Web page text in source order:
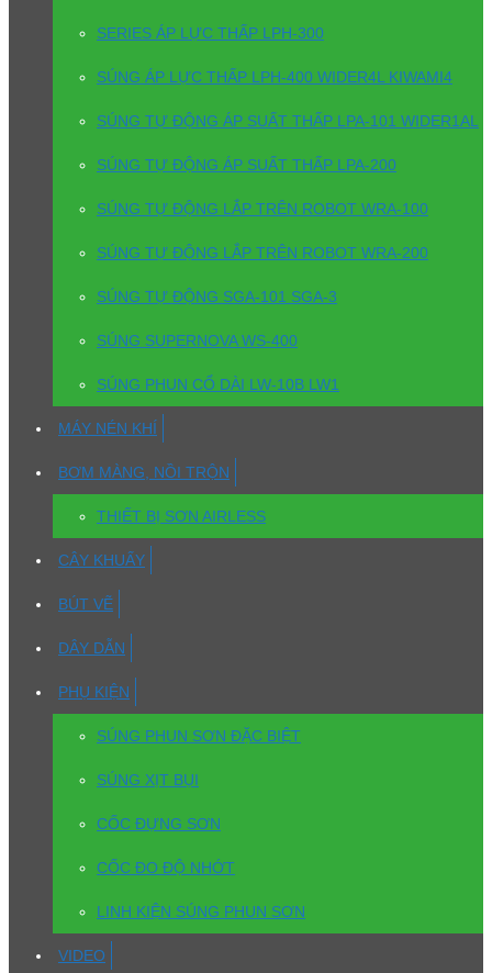
SERIES ÁP LỰC THẤP LPH-300
SÚNG ÁP LỰC THẤP LPH-400 WIDER4L KIWAMI4
SÚNG TỰ ĐỘNG ÁP SUẤT THẤP LPA-101 WIDER1AL
SÚNG TỰ ĐỘNG ÁP SUẤT THẤP LPA-200
SÚNG TỰ ĐỘNG LẮP TRÊN ROBOT WRA-100
SÚNG TỰ ĐỘNG LẮP TRÊN ROBOT WRA-200
SÚNG TỰ ĐỘNG SGA-101 SGA-3
SÚNG SUPERNOVA WS-400
SÚNG PHUN CỔ DÀI LW-10B LW1
MÁY NÉN KHÍ
BƠM MÀNG, NỒI TRỘN
THIẾT BỊ SƠN AIRLESS
CÂY KHUẤY
BÚT VẼ
DÂY DẪN
PHỤ KIỆN
SÚNG PHUN SƠN ĐẶC BIỆT
SÚNG XỊT BỤI
CỐC ĐỰNG SƠN
CỐC ĐO ĐỘ NHỚT
LINH KIỆN SÚNG PHUN SƠN
VIDEO